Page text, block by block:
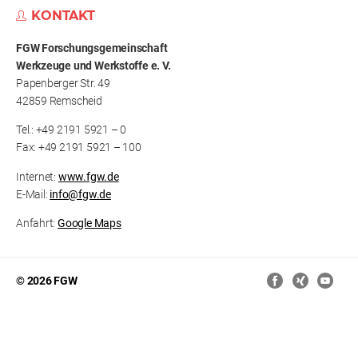
KONTAKT
FGW Forschungs­gemeinschaft
Werkzeuge und Werkstoffe e. V.
Papenberger Str. 49
42859 Remscheid
Tel.: +49 2191 5921 – 0
Fax: +49 2191 5921 – 100
Internet: www.fgw.de
E-Mail: info@fgw.de
Anfahrt:Google Maps
© 2026 FGW